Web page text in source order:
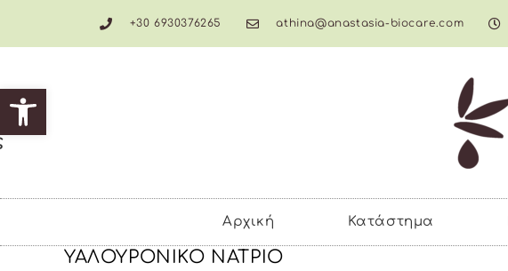
Ανοίξτε τη γραμμή εργαλείων
+30 6930376265 athina@anastasia-biocare.com
Αρχική Κατάστημα
ΥΑΛΟΥΡΟΝΙΚΟ ΝΑΤΡΙΟ